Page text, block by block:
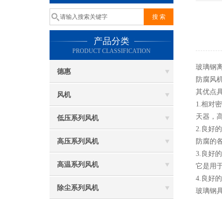
产品分类
PRODUCT CLASSIFICATION
德惠
风机
低压系列风机
高压系列风机
高温系列风机
除尘系列风机
玻璃钢
防腐风
其优点
1.相对
天器，
2.良好
防腐的
3.良好
它是用
4.良好
玻璃钢